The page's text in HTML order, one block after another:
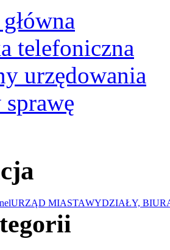
telefoniczna
urzędowania
sprawę
URZĄD MIASTAWYDZIAŁY,